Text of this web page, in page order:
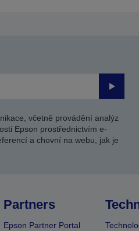
Odeslat
včetně provádění analýz
Epson prostřednictvím e-
a chovní na webu, jak je
Partners
Epson Partner Portal